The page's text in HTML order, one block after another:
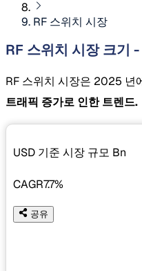
RF 스위치 시장
RF 스위치 시장 크기 -
RF 스위치 시장은 2025 년
트래픽 증가로 인한 트렌드.
USD 기준 시장 규모 Bn
CAGR7.7%
공유